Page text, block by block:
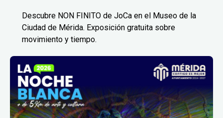
Descubre NON FINITO de JoCa en el Museo de la
Ciudad de Mérida. Exposición gratuita sobre
movimiento y tiempo.